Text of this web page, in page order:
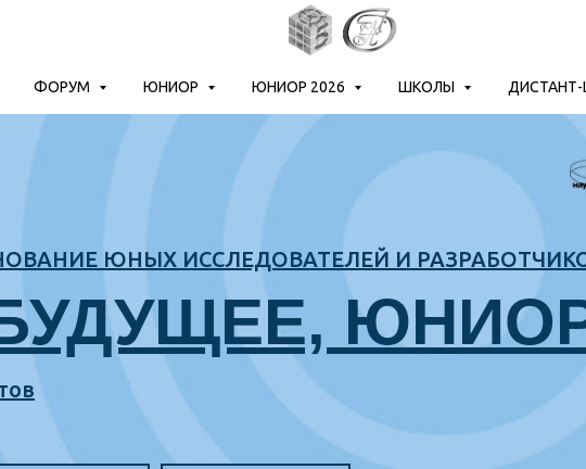
ФОРУМ ЮНИОР ЮНИОР 2026 ШКОЛЫ
ЮНЫХ ИССЛЕДОВАТЕЛЕЙ И